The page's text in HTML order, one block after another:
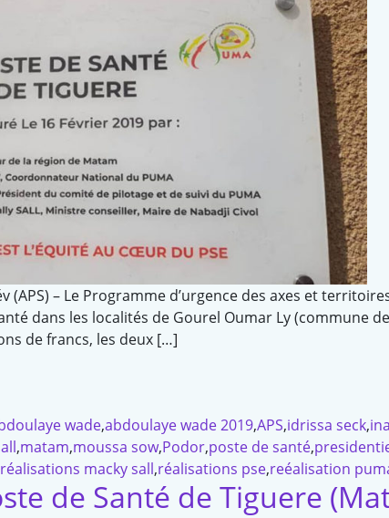
(APS) – Le Programme d’urgence des axes et
dans les localités de Gourel Oumar Ly (commune
de francs, les deux […]
wade,abdoulaye wade 2019,APS,idrissa seck,
,matam,moussa sow,Podor,poste de santé,
réalisations macky sall,réalisations pse,reéalisation
de Santé de Tiguere